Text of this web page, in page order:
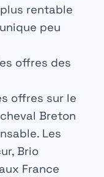
rentable
peu
offres des
offres sur le
Breton
Les
Brio
France